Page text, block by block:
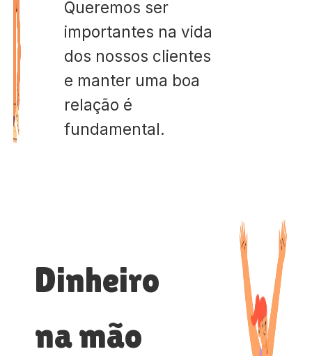
Queremos ser
importantes na vida
dos nossos clientes
e manter uma boa
relação é
fundamental.
Dinheiro
na mão